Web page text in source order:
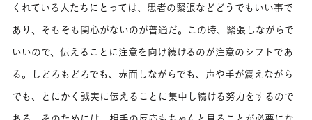
くれている人たちにとっては、患者の緊張などどうでもいい事で
あり、そもそも関心がないのが普通だ。この時、緊張しながらで
いいので、伝えることに注意を向け続けるのが注意のシフトであ
る。しどろもどろでも、赤面しながらでも、声や手が震えながら
でも、とにかく誠実に伝えることに集中し続ける努力をするので